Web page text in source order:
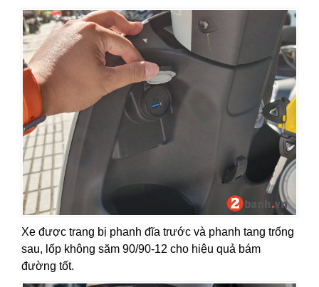
Xe được trang bị phanh đĩa trước và phanh tang trống
sau, lốp không săm 90/90-12 cho hiệu quả bám
đường tốt.